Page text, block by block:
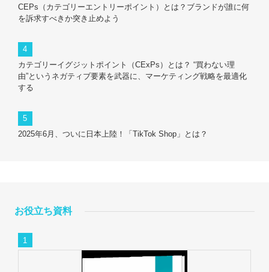
CEPs（カテゴリーエントリーポイント）とは？ブランドが誰に何
を訴求すべきか突き止めよう
カテゴリーイグジットポイント（CExPs）とは？ “買わない理
由”というネガティブ要素を武器に、マーケティング戦略を最適化
する
2025年6月、ついに日本上陸！「TikTok Shop」とは？
お役立ち資料